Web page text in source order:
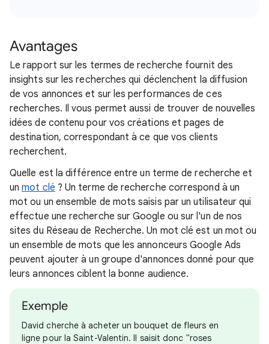
Avantages
Le rapport sur les termes de recherche fournit des
insights sur les recherches qui déclenchent la diffusion
de vos annonces et sur les performances de ces
recherches. Il vous permet aussi de trouver de nouvelles
idées de contenu pour vos créations et pages de
destination, correspondant à ce que vos clients
recherchent.
Quelle est la différence entre un terme de recherche et
unmot clé ? Un terme de recherche correspond à un
mot ou un ensemble de mots saisis par un utilisateur qui
effectue une recherche sur Google ou sur l'un de nos
sites du Réseau de Recherche. Un mot clé est un mot ou
un ensemble de mots que les annonceurs Google Ads
peuvent ajouter à un groupe d'annonces donné pour que
leurs annonces ciblent la bonne audience.
Exemple
David cherche à acheter un bouquet de fleurs en
ligne pour la Saint-Valentin. Il saisit donc "roses